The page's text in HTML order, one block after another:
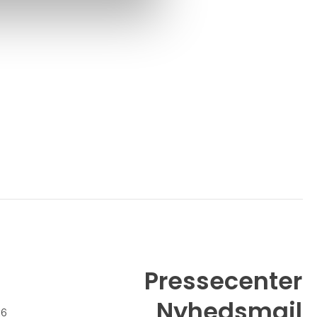
Pressecenter